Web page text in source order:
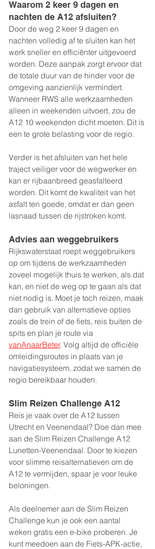
Waarom 2 keer 9 dagen en
nachten de A12 afsluiten?
Door de weg 2 keer 9 dagen en
nachten volledig af te sluiten kan het
werk sneller en efficiënter uitgevoerd
worden. Deze aanpak zorgt ervoor dat
de totale duur van de hinder voor de
omgeving aanzienlijk vermindert.
Wanneer RWS alle werkzaamheden
alleen in weekenden uitvoert, zou de
A12 10 weekenden dicht moeten. Dit is
een te grote belasting voor de regio.
Verder is het afsluiten van het hele
traject veiliger voor de wegwerker en
kan er rijbaanbreed geasfalteerd
worden. Dit komt de kwaliteit van het
asfalt ten goede, omdat er dan geen
lasnaad tussen de rijstroken komt.
Advies aan weggebruikers
Rijkswaterstaat roept weggebruikers
op om tijdens de werkzaamheden
zoveel mogelijk thuis te werken, als dat
kan, en niet de weg op te gaan als dat
niet nodig is. Moet je toch reizen, maak
dan gebruik van alternatieve opties
zoals de trein of de fiets, reis buiten de
spits en plan je route via
vanAnaarBeter. Volg altijd de officiële
omleidingsroutes in plaats van je
navigatiesysteem, zodat we samen de
regio bereikbaar houden.
Slim Reizen Challenge A12
Reis je vaak over de A12 tussen
Utrecht en Veenendaal? Doe dan mee
aan de Slim Reizen Challenge A12
Lunetten-Veenendaal. Door te kiezen
voor slimme reisalternatieven om de
A12 te vermijden, spaar je voor leuke
beloningen.
Als deelnemer aan de Slim Reizen
Challenge kun je ook een aantal
weken gratis een e-bike proberen. Je
kunt meedoen aan de Fiets-APK-actie,